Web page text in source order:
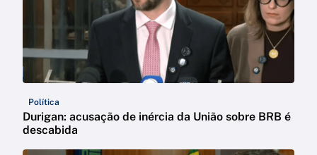
Política
Durigan: acusação de inércia da União sobre BRB é
descabida